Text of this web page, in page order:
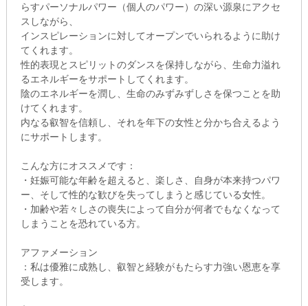
らすパーソナルパワー（個人のパワー）の深い源泉にアクセ
スしながら、
インスピレーションに対してオープンでいられるように助け
てくれます。
性的表現とスピリットのダンスを保持しながら、生命力溢れ
るエネルギーをサポートしてくれます。
陰のエネルギーを潤し、生命のみずみずしさを保つことを助
けてくれます。
内なる叡智を信頼し、それを年下の女性と分かち合えるよう
にサポートします。
こんな方にオススメです：
・妊娠可能な年齢を超えると、楽しさ、自身が本来持つパワ
ー、そして性的な歓びを失ってしまうと感じている女性。
・加齢や若々しさの喪失によって自分が何者でもなくなって
しまうことを恐れている方。
アファメーション
：私は優雅に成熟し、叡智と経験がもたらす力強い恩恵を享
受します。